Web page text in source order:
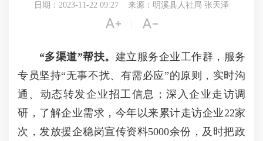
日期：2023-11-22 09:27 来源：明溪县人社局 张天泽
 
“多渠道”帮扶。 建立服务企业工作群，服务
专员坚持“无事不扰、有需必应”的原则，实时沟
通、动态转发企业招工信息；深入企业走访调
研，了解企业需求，今年以来累计走访企业22家
次，发放援企稳岗宣传资料5000余份，及时把政